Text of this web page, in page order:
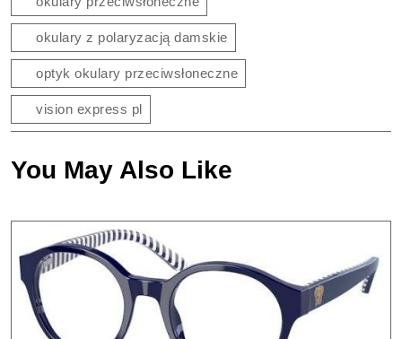
okulary z polaryzacją damskie
optyk okulary przeciwsłoneczne
vision express pl
You May Also Like